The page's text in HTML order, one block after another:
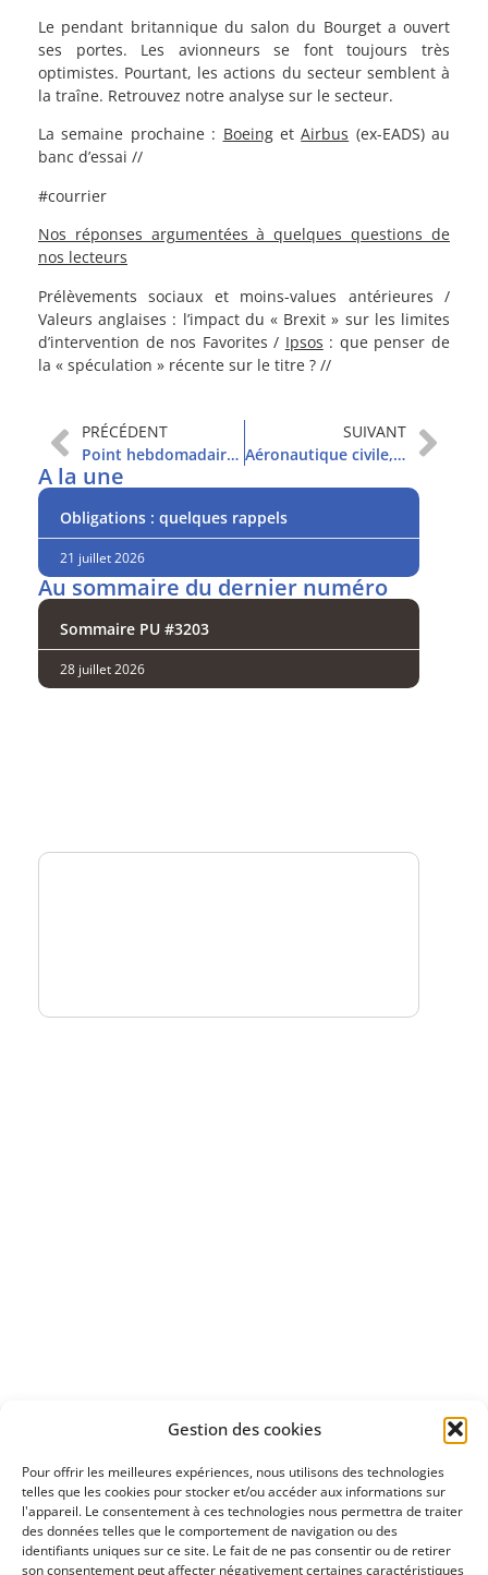
Gestion des cookies
Pour offrir les meilleures expériences, nous utilisons des technologies
telles que les cookies pour stocker et/ou accéder aux informations sur
l'appareil. Le consentement à ces technologies nous permettra de traiter
des données telles que le comportement de navigation ou des
identifiants uniques sur ce site. Le fait de ne pas consentir ou de retirer
son consentement peut affecter négativement certaines caractéristiques
Le pendant britannique du salon du Bourget a ouvert
ses portes. Les avionneurs se font toujours très
optimistes. Pourtant, les actions du secteur semblent à
la traîne. Retrouvez notre analyse sur le secteur.
La semaine prochaine : BoeingetAirbus (ex-EADS) au
banc d’essai //
#courrier
Nos réponses argumentées à quelques questions de
nos lecteurs
Prélèvements sociaux et moins-values antérieures /
Valeurs anglaises : l’impact du « Brexit » sur les limites
d’intervention de nos Favorites / Ipsos : que penser de
la « spéculation » récente sur le titre ? //
PRÉCÉDENT
Point hebdomadaire et sommaire
SUIVANT
Aéronautique civile, état des lieux
A la une
Obligations : quelques rappels
21 juillet 2026
Au sommaire du dernier numéro
Sommaire PU #3203
28 juillet 2026
Découvrez